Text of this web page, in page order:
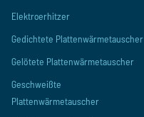
Elektroerhitzer
Gedichtete Plattenwärmetauscher
Gelötete Plattenwärmetauscher
Geschweißte
Plattenwärmetauscher